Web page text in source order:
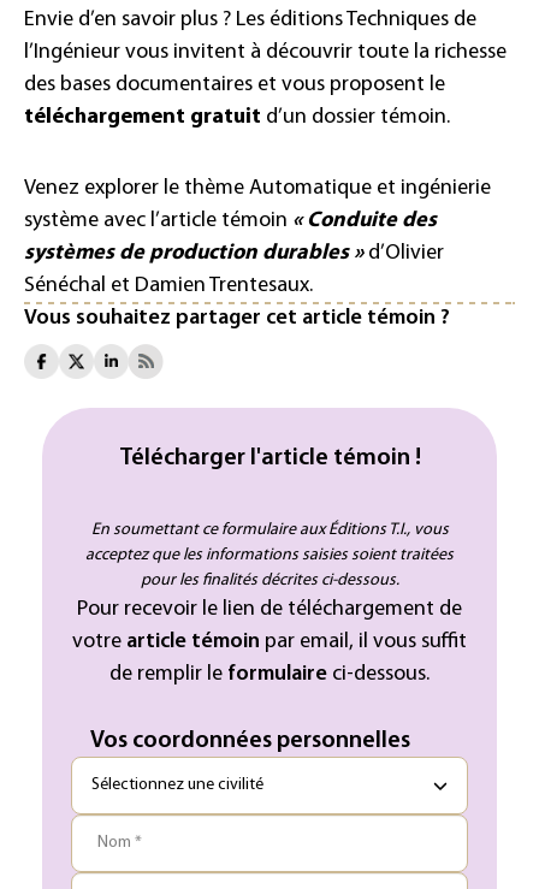
Envie d’en savoir plus ? Les éditions Techniques de
l’Ingénieur vous invitent à découvrir toute la richesse
des bases documentaires et vous proposent le
téléchargement gratuit d’un dossier témoin.
Venez explorer le thème Automatique et ingénierie
système avec l’article témoin «Conduite des
systèmes de production durables»d’Olivier
Sénéchal et Damien Trentesaux.
Vous souhaitez partager cet article témoin ?
Télécharger l'article témoin !
En soumettant ce formulaire aux Éditions T.I., vous
acceptez que les informations saisies soient traitées
pour les finalités décrites ci-dessous.
Pour recevoir le lien de téléchargement de
votre article témoin par email, il vous suffit
de remplir le formulaire ci-dessous.
Vos coordonnées personnelles
Nom *